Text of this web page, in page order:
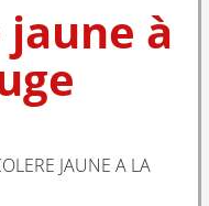
à
JAUNE A LA